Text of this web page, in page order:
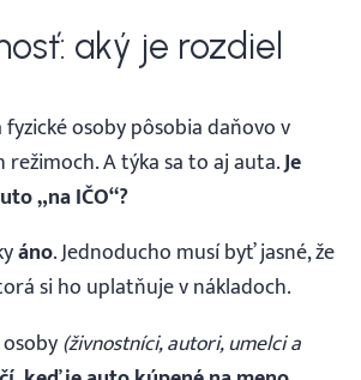
aký je rozdiel
fyzické osoby pôsobia daňovo v
režimoch. A týka sa to aj auta.Je
„na IČO“?
áno. Jednoducho musí byť jasné, že
si ho uplatňuje v nákladoch.
(živnostníci, autori, umelci a